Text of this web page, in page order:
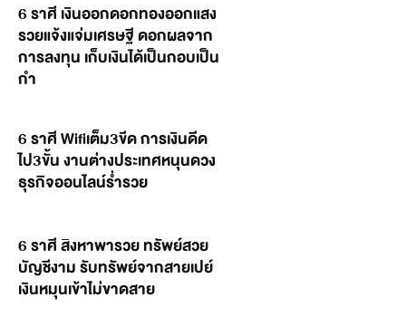
6 ราศี เงินออกดอกทองออกแสง
รวยแจ้งแจ่มเศรษฐี ดอกผลจาก
การลงทุน เก็บเงินได้เป็นกอบเป็น
กำ
6 ราศี Wifiเต็ม3ขีด การเงินดีด
ไป3ขั้น งานต่างประเทศหนุนดวง
ธุรกิจออนไลน์ร่ำรวย
6 ราศี สิงหาพารวย ทรัพย์สวย
บัญชีงาม รับทรัพย์จากสายเปย์
เงินหมุนเข้าไม่ขาดสาย